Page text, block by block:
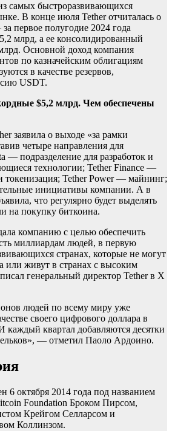
самых быстроразвивающихся
В конце июля Tether отчиталась о
первое полугодие 2024 года
млрд, а ее консолидированный
Основной доход компания
по казначейским облигациям
в качестве резервов,
USDT.
$5,2 млрд. Чем обеспечены
заявила о выходе «за рамки
четыре направления для
— подразделение для разработок и
технологии; Tether Finance —
токенизация; Tether Power — майнинг;
инициативы компании. А в
что регулярно будет выделять
на покупку биткоина.
компанию с целью обеспечить
миллиардам людей, в первую
странах, которые не могут
или живут в странах с высоким
генеральный директор Tether в X
людей по всему миру уже
своего цифрового доллара в
каждый квартал добавляются десятки
— отметил Паоло Ардоино.
6 октября 2014 года под названием
Foundation Броком Пирсом,
Крейгом Селларсом и
Коллинзом.